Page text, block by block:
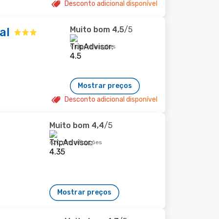
Desconto adicional disponível
Muito bom 4,5/5
9 classificações
Mostrar preços
Desconto adicional disponível
Muito bom 4,4/5
620 classificações
Mostrar preços